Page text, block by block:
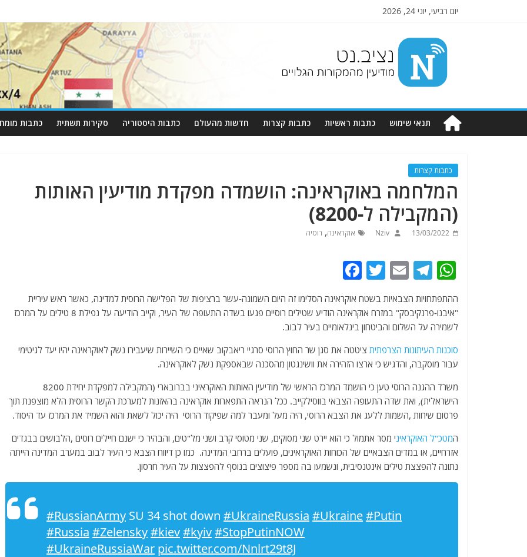
יום רביעי, יוני 24, 2026
Nziv.net
מודיעין
מהמקורות
תנאי שימוש כתבות ראשיות כתבות קצרות חדשות מהעולם כתבות היסטוריה סקירות תשתית כתבות
כתבות קצרות
המלחמה באוקראינה: הושמדה מפקדת מודיעין האותות
(המקבילה ל-8200)
13/03/2022
Nziv אוקראינה, רוסיה
W
at
s
A
p
p
T
e
g
ra
m
E
ai
l
T
itt
er
c
e
b
o
o
k
ההתפתחויות הצבאיות בשטח אוקראינה הסלימו זה היום השמונה-עשר ברציפות של הפלישה הרוסית למדינה, כאשר ראש עיריית
"איבנו-פרנקיבסק" במזרח אוקראינה הודיע ​​שטילים רוסיים פגעו בשדה התעופה של העיר, וקייב הודיעה על נפילת 8 טילים על המרכז
לשמירה על השלום והביטחון בינלאומיים בעיר לבוב.
סוכנות העיתונות הצרפתית ציטטה את סגן שר החוץ הרוסי סרגיי ריאבקוב שאיים כי השיירות שיעבירו נשק לאוקראינה יהיו יעד לגיטימי
עבור מוסקבה, והדגיש כי ארצו הזהירה את וושינגטון מהסכנה שבאספקת נשק לאוקראינה.
משרד ההגנה הרוסי טען כי הושמד המרכז הראשי של מודיעין האותות האוקראיני בברובארי (המקבילה למפקדת יחידת 8200
הישראלית), ואת שדה התעופה הצבאי בווסילקייב. ככל הנראה התפארות אוקראינה בהאזנות למערכת הקשר הרוסית הלא מוצפנת תוך
פרסום שיחות ,השמות ללעג את הצבא הרוסי, היה מעל ומעבר למה שפיקוד הרוסי היה יכול לשאת והוא השמיד את המרכז עד היסוד.
המטכ"ל האוקראיני מסר אתמול כי הוא יירט שני מסוקים, שני מטוסי קרב ושני מל"טים, והבהיר כי ישנם חיילים רוסים ,הלבושים בבגדים
אזרחיים, או במדים הצבאיים של הכוחות האוקראינים, פועלים ברחבי המדינה. כמו כן דיווח הצבא כי העיר לבוב במערב המדינה הייתה
נתונה להפצצת טילים אינטנסיבית, ונשמעו בה מספר פיצוצים בנוסף להפצצות על העיר חרסון.
#RussianArmy SU 34 shot down #UkraineRussia #Ukraine#Putin
#Russia #Zelensky#kiev#kyiv#StopPutinNOW
#UkraineRussiaWar pic.twitter.com/Nnlrt29t8J